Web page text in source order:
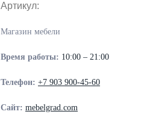
Артикул:
Магазин мебели
Время работы: 10:00 – 21:00
Телефон: +7 903 900-45-60
Сайт: mebelgrad.com